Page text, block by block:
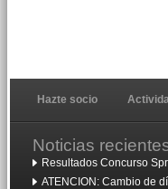
Hazte socio
Noticias
Resultados Concurso
ATENCION: Cambio de